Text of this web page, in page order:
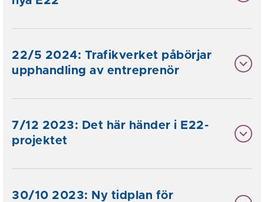
22/5 2024: Trafikverket påbörjar
upphandling av entreprenör
7/12 2023: Det här händer i E22-
projektet
30/10 2023: Ny tidplan för